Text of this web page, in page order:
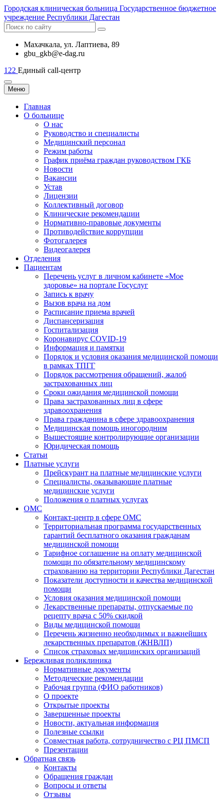
Городская клиническая больница Государственное бюджетное
учреждение Республики Дагестан
Махачкала, ​ул. Лаптиева, 89
gbu_gkb@e-dag.ru
122 Единый call-центр
Меню
Главная
О больнице
О нас
Руководство и специалисты
Медицинский персонал
Режим работы
График приёма граждан руководством ГКБ
Новости
Вакансии
Устав
Лицензии
Коллективный договор
Клинические рекомендации
Нормативно-правовые документы
Противодействие коррупции
Фотогалерея
Видеогалерея
Отделения
Пациентам
Перечень услуг в личном кабинете «Мое
здоровье» на портале Госуслуг
Запись к врачу
Вызов врача на дом
Расписание приема врачей
Диспансеризация
Госпитализация
Коронавирус COVID-19
Информация и памятки
Порядок и условия оказания медицинской помощи
в рамках ТПГГ
Порядок рассмотрения обращений, жалоб
застрахованных лиц
Сроки ожидания медицинской помощи
Права застрахованных лиц в сфере
здравоохранения
Права гражданина в сфере здравоохранения
Медицинская помощь иногородним
Вышестоящие контролирующие организации
Юридическая помощь
Статьи
Платные услуги
Прейскурант на платные медицинские услуги
Специалисты, оказывающие платные
медицинские услуги
Положения о платных услугах
ОМС
Контакт-центр в сфере ОМС
Территориальная программа государственных
гарантий бесплатного оказания гражданам
медицинской помощи
Тарифное соглашение на оплату медицинской
помощи по обязательному медицинскому
страхованию на территории Республики Дагестан
Показатели доступности и качества медицинской
помощи
Условия оказания медицинской помощи
Лекарственные препараты, отпускаемые по
рецепту врача с 50% скидкой
Виды медицинской помощи
Перечень жизненно необходимых и важнейших
лекарственных препаратов (ЖНВЛП)
Список страховых медицинских организаций
Бережливая поликлиника
Нормативные документы
Методические рекомендации
Рабочая группа (ФИО работников)
О проекте
Открытые проекты
Завершенные проекты
Новости, актуальная информация
Полезные ссылки
Совместная работа, сотрудничество с РЦ ПМСП
Презентации
Обратная связь
Контакты
Обращения граждан
Вопросы и ответы
Отзывы